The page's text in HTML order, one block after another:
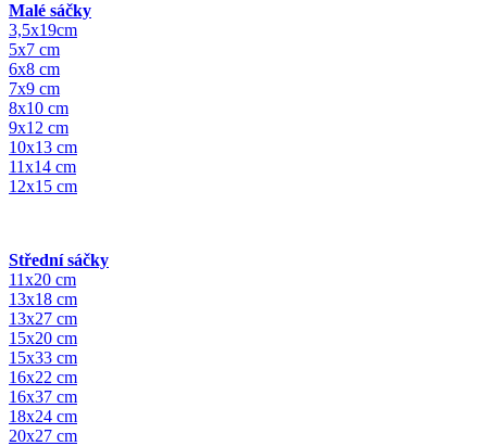
Malé sáčky
3,5x19cm
5x7 cm
6x8 cm
7x9 cm
8x10 cm
9x12 cm
10x13 cm
11x14 cm
12x15 cm
Střední sáčky
11x20 cm
13x18 cm
13x27 cm
15x20 cm
15x33 cm
16x22 cm
16x37 cm
18x24 cm
20x27 cm